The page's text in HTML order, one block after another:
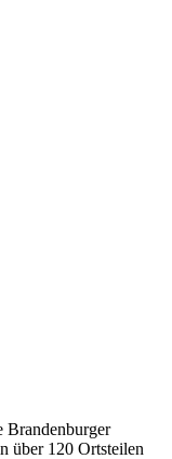
Brandenburger
über 120 Ortsteilen